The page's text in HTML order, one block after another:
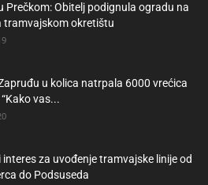
Prečkom: Obitelj podignula ogradu na
tramvajskom okretištu
u kolica natrpala 6000 vrećica
vas...
interes za uvođenje tramvajske linije od
do Podsuseda